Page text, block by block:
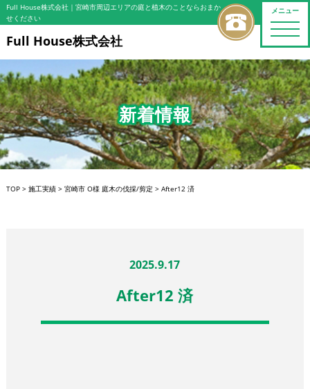
メニュー
toggle
Full House株式会社｜宮崎市周辺エリアの庭と植木のことならおまか
せください
Full House株式会社
新着情報
TOP> 施工実績> 宮崎市 O様 庭木の伐採/剪定 > After12 済
2025.9.17
After12 済